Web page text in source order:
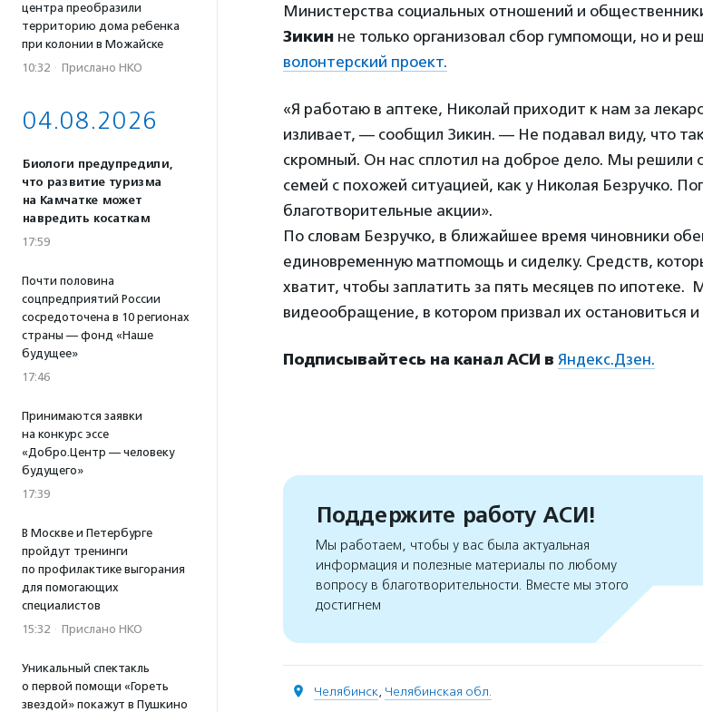
центра преобразили
территорию дома ребенка
при колонии в Можайске
10:32 · Прислано НКО
04.08.2026
Биологи предупредили,
что развитие туризма
на Камчатке может
навредить косаткам
17:59
Почти половина
соцпредприятий России
сосредоточена в 10 регионах
страны — фонд «Наше
будущее»
17:46
Принимаются заявки
на конкурс эссе
«Добро.Центр — человеку
будущего»
17:39
В Москве и Петербурге
пройдут тренинги
по профилактике выгорания
для помогающих
специалистов
15:32 · Прислано НКО
Уникальный спектакль
о первой помощи «Гореть
звездой» покажут в Пушкино
Министерства социальных отношений и
Зикин не только организовал сбор гумпомощи, но и
волонтерский проект.
«Я работаю в аптеке, Николай приходит к нам за
изливает, — сообщил Зикин. — Не подавал виду, что
скромный. Он нас сплотил на доброе дело. Мы решили
семей с похожей ситуацией, как у Николая Безручко.
благотворительные акции».
По словам Безручко, в ближайшее время чиновники
единовременную матпомощь и сиделку. Средств,
хватит, чтобы заплатить за пять месяцев по ипотеке.
видеообращение, в котором призвал их остановиться
Подписывайтесь на канал АСИ в Яндекс.Дзен.
Поддержите работу АСИ!
Мы работаем, чтобы у вас была актуальная
информация и полезные материалы по любому
вопросу в благотворительности. Вместе мы этого
достигнем
Челябинск, Челябинская обл.